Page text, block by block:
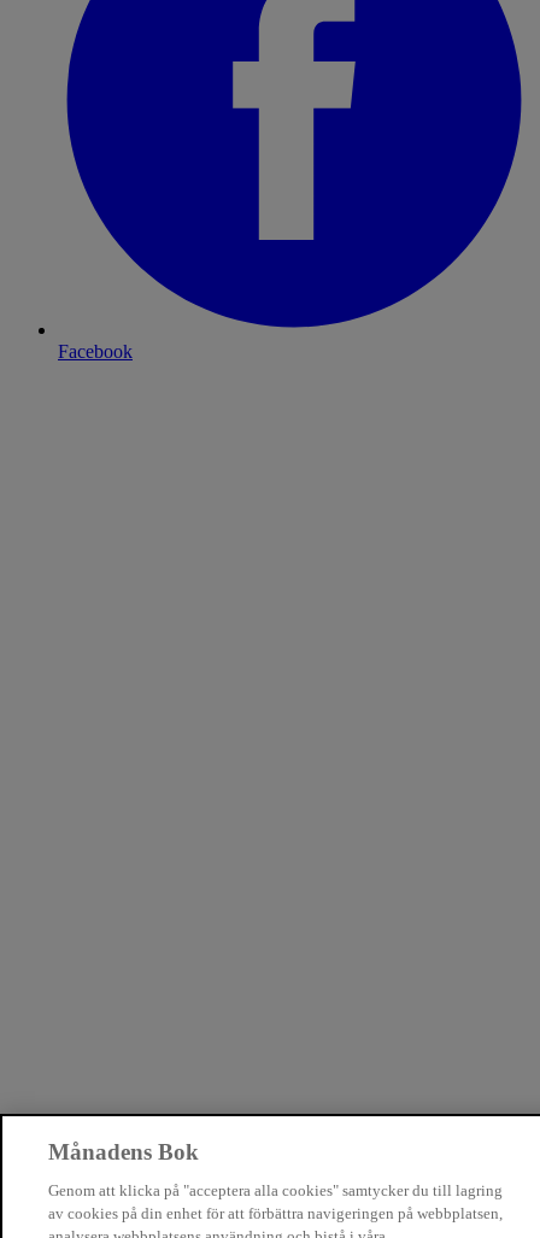
Facebook
Månadens Bok
Genom att klicka på "acceptera alla cookies" samtycker du till lagring
av cookies på din enhet för att förbättra navigeringen på webbplatsen,